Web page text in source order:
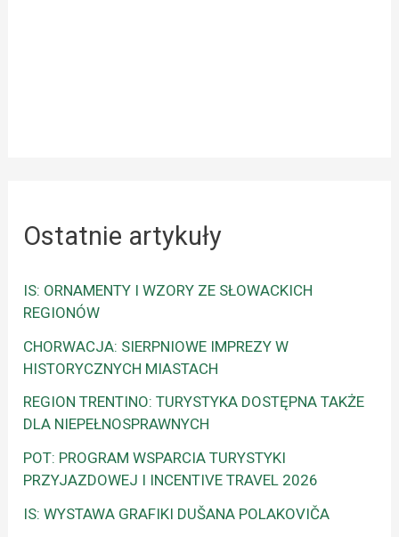
Ostatnie artykuły
IS: ORNAMENTY I WZORY ZE SŁOWACKICH
REGIONÓW
CHORWACJA: SIERPNIOWE IMPREZY W
HISTORYCZNYCH MIASTACH
REGION TRENTINO: TURYSTYKA DOSTĘPNA TAKŻE
DLA NIEPEŁNOSPRAWNYCH
POT: PROGRAM WSPARCIA TURYSTYKI
PRZYJAZDOWEJ I INCENTIVE TRAVEL 2026
IS: WYSTAWA GRAFIKI DUŠANA POLAKOVIČA